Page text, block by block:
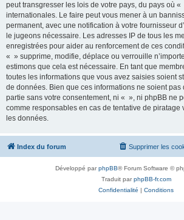
peut transgresser les lois de votre pays, du pays où
internationales. Le faire peut vous mener à un
permanent, avec une notification à votre fournisseur
le jugeons nécessaire. Les adresses IP de tous les
enregistrées pour aider au renforcement de ces
« » supprime, modifie, déplace ou verrouille
estimons que cela est nécessaire. En tant que
toutes les informations que vous avez saisies soient
de données. Bien que ces informations ne soient pas
partie sans votre consentement, ni « », ni phpBB ne
comme responsables en cas de tentative de piratage
les données.
Index du forum Supprimer les
Développé parphpBB® Forum Software ©
Traduit parphpBB-fr.com
Confidentialité | Conditions